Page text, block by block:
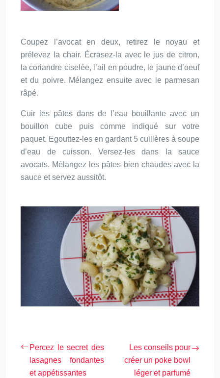
Coupez l’avocat en deux, retirez le noyau et
prélevez la chair. Écrasez-la avec le jus de citron,
la coriandre ciselée, l’ail en poudre, le jaune d’oeuf
et du poivre. Mélangez ensuite avec le parmesan
râpé.
Cuir les pâtes dans de l’eau bouillante avec un
bouillon cube puis comme indiqué sur votre
paquet. Egouttez-les en gardant 5 cuillères à soupe
d’eau de cuisson. Versez-les dans la sauce
avocats. Mélangez les pâtes bien chaudes avec la
sauce et servez aussitôt.
Percez le secret des
lasagnes fondantes
et appétissantes
Les conseils pour
créer un poke bowl
léger et parfumé